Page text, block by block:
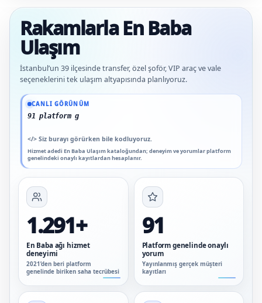
Rakamlarla En Baba
Ulaşım
İstanbul’un 39 ilçesinde transfer, özel şoför, VIP araç ve vale
seçeneklerini tek ulaşım altyapısında planlıyoruz.
CANLI GÖRÜNÜM
91 platform genelinde onaylı yorum
</> Siz burayı görürken bile kodluyoruz.
Hizmet adedi En Baba Ulaşım kataloğundan; deneyim ve yorumlar platform
genelindeki onaylı kayıtlardan hesaplanır.
Güncel veriler: 1.291+ En Baba ağı hizmet deneyimi; 91 platform genelinde
1.291+
En Baba ağı hizmet
deneyimi
2021’den beri platform
genelinde biriken saha tecrübesi
91
Platform genelinde onaylı
yorum
Yayınlanmış gerçek müşteri
kayıtları